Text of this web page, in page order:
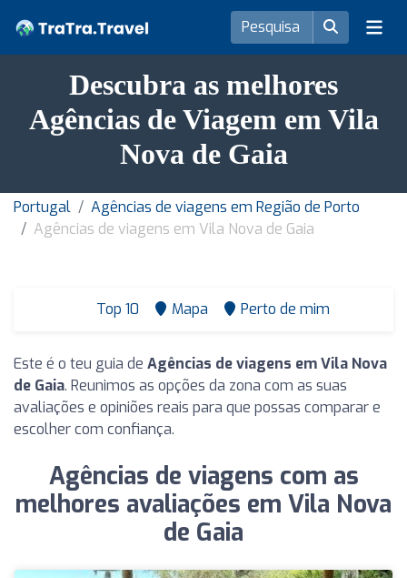
Descubra as melhores
Agências de Viagem em Vila
Nova de Gaia
Portugal
Agências de viagens em Região de Porto
Agências de viagens em Vila Nova de Gaia
Top 10 Mapa Perto de mim
Este é o teu guia de Agências de viagens em Vila Nova
de Gaia. Reunimos as opções da zona com as suas
avaliações e opiniões reais para que possas comparar e
escolher com confiança.
Agências de viagens com as
melhores avaliações em Vila Nova
de Gaia